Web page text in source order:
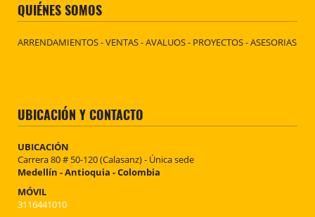
QUIÉNES SOMOS
ARRENDAMIENTOS - VENTAS - AVALUOS - PROYECTOS - ASESORIAS
UBICACIÓN Y CONTACTO
UBICACIÓN
Carrera 80 # 50-120 (Calasanz) - Única sede
Medellín - Antioquia - Colombia
MÓVIL
3116441010